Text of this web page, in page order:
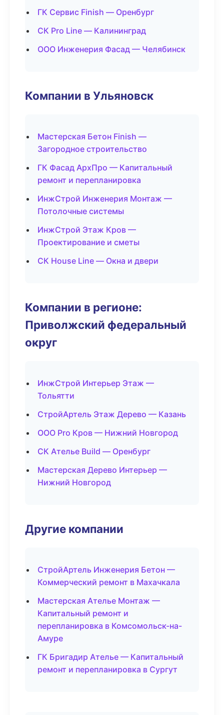
ГК Сервис Finish — Оренбург
СК Pro Line — Калининград
ООО Инженерия Фасад — Челябинск
Компании в Ульяновск
Мастерская Бетон Finish —
Загородное строительство
ГК Фасад АрхПро — Капитальный
ремонт и перепланировка
ИнжСтрой Инженерия Монтаж —
Потолочные системы
ИнжСтрой Этаж Кров —
Проектирование и сметы
СК House Line — Окна и двери
Компании в регионе:
Приволжский федеральный
округ
ИнжСтрой Интерьер Этаж —
Тольятти
СтройАртель Этаж Дерево — Казань
ООО Pro Кров — Нижний Новгород
СК Ателье Build — Оренбург
Мастерская Дерево Интерьер —
Нижний Новгород
Другие компании
СтройАртель Инженерия Бетон —
Коммерческий ремонт в Махачкала
Мастерская Ателье Монтаж —
Капитальный ремонт и
перепланировка в Комсомольск-на-
Амуре
ГК Бригадир Ателье — Капитальный
ремонт и перепланировка в Сургут